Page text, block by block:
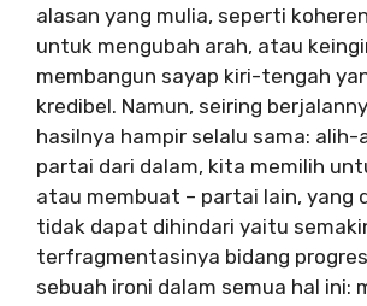
alasan yang mulia, seperti
untuk mengubah arah, atau
membangun sayap kiri-tengah
kredibel. Namun, seiring
hasilnya hampir selalu sama: alih-
partai dari dalam, kita memilih
atau membuat – partai lain, yang
tidak dapat dihindari yaitu
terfragmentasinya bidang
sebuah ironi dalam semua hal ini: